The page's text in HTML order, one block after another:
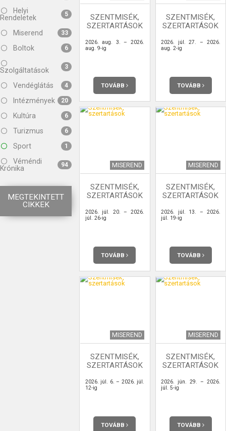
Helyi
Rendeletek
5
Miserend 33
Boltok 6
Szolgáltatások 3
Vendéglátás 4
Intézmények 20
Kultúra 6
Turizmus 6
Sport 1
Véméndi
Krónika
94
MEGTEKINTETT
CIKKEK
SZENTMISÉK,
SZERTARTÁSOK
2026. aug. 3. – 2026.
aug. 9-ig
TOVÁBB
SZENTMISÉK,
SZERTARTÁSOK
2026. júl. 27. – 2026.
aug. 2-ig
TOVÁBB
MISEREND
SZENTMISÉK,
SZERTARTÁSOK
2026. júl. 20. – 2026.
júl. 26-ig
TOVÁBB
MISEREND
SZENTMISÉK,
SZERTARTÁSOK
2026. júl. 13. – 2026.
júl. 19-ig
TOVÁBB
MISEREND
SZENTMISÉK,
SZERTARTÁSOK
2026. júl. 6. – 2026. júl.
12-ig
TOVÁBB
MISEREND
SZENTMISÉK,
SZERTARTÁSOK
2026. jún. 29. – 2026.
júl. 5-ig
TOVÁBB